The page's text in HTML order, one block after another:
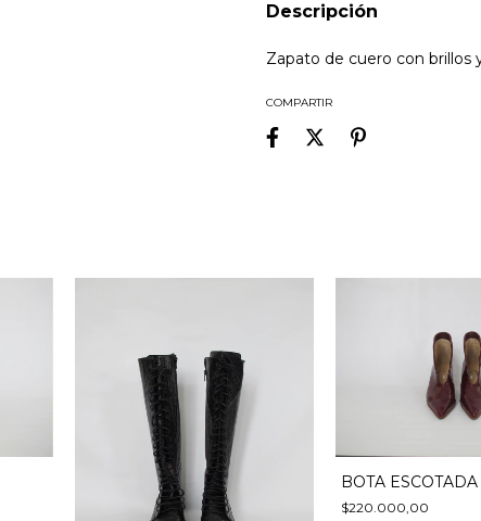
Descripción
Zapato de cuero con brillos
COMPARTIR
BOTA
$220.000,00